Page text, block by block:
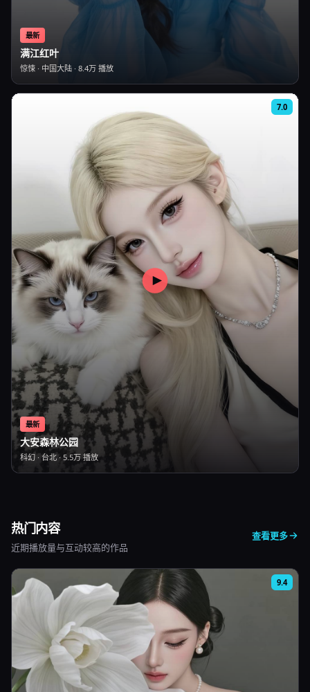
最新
满江红叶
惊悚 · 中国大陆 · 8.4万 播放
7.0
最新
大安森林公园
科幻 · 台北· 5.5万 播放
热门内容
近期播放量与互动较高的作品
查看更多
9.4